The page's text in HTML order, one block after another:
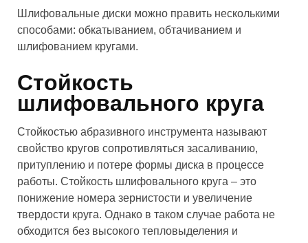
Шлифовальные диски можно править несколькими
способами: обкатыванием, обтачиванием и
шлифованием кругами.
Стойкость
шлифовального круга
Стойкостью абразивного инструмента называют
свойство кругов сопротивляться засаливанию,
притуплению и потере формы диска в процессе
работы. Стойкость шлифовального круга – это
понижение номера зернистости и увеличение
твердости круга. Однако в таком случае работа не
обходится без высокого тепловыделения и